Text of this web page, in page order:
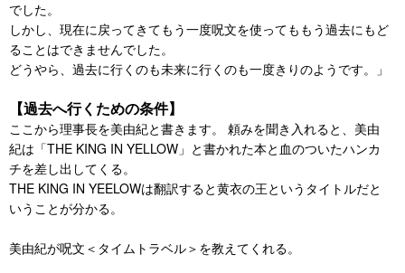
でした。
しかし、現在に戻ってきてもう一度呪文を使ってももう過去にもど
ることはできませんでした。
どうやら、過去に行くのも未来に行くのも一度きりのようです。」
【過去へ行くための条件】
ここから理事長を美由紀と書きます。 頼みを聞き入れると、美由
紀は「THE KING IN YELLOW」と書かれた本と血のついたハンカ
チを差し出してくる。
THE KING IN YEELOWは翻訳すると黄衣の王というタイトルだと
いうことが分かる。
美由紀が呪文＜タイムトラベル＞を教えてくれる。